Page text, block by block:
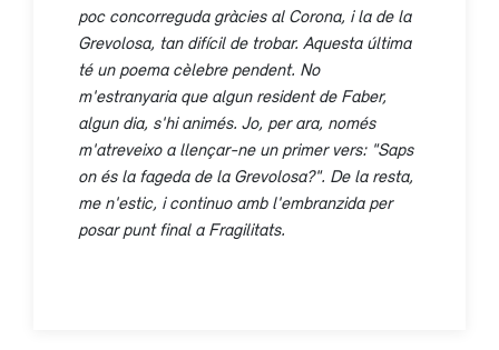
poc concorreguda gràcies al Corona, i la de la
Grevolosa, tan difícil de trobar. Aquesta última
té un poema cèlebre pendent. No
m'estranyaria que algun resident de Faber,
algun dia, s'hi animés. Jo, per ara, només
m'atreveixo a llençar-ne un primer vers: "Saps
on és la fageda de la Grevolosa?". De la resta,
me n'estic, i continuo amb l'embranzida per
posar punt final a Fragilitats.